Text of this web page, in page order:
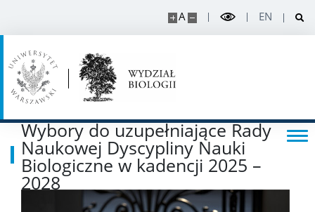
A EN
Staże i stypendia w projektach
Sprawy studenckie
Organizacje studenckie
Regulaminy i akty prawne
Wybory do uzupełniające Rady
Naukowej Dyscypliny Nauki
Biologiczne w kadencji 2025 –
2028